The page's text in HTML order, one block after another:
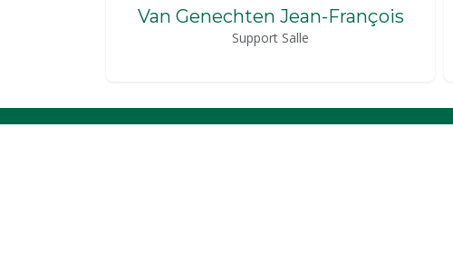
Van Genechten Jean-François
Support Salle